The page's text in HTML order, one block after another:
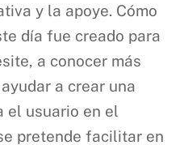
y la apoye. Cómo
día fue creado para
a conocer más
a crear una
el usuario en el
pretende facilitar en